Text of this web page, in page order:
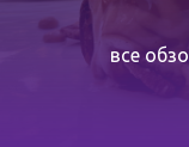
все